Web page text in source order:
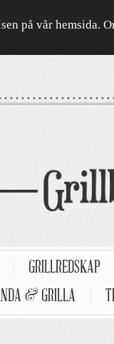
på vår hemsida.
GRILLREDSKAP
& GRILLA